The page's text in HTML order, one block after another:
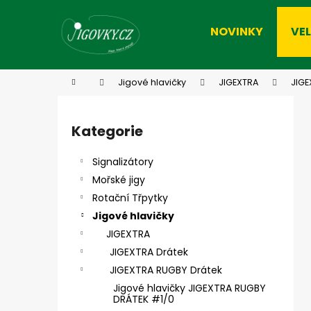
NOVINKY
Domů Jigové hlavičky JIGEXTRA
Přeskočit
kategorie
Kategorie
Signalizátory
Mořské jigy
Rotační Třpytky
Jigové hlavičky
JIGEXTRA
JIGEXTRA Drátek
JIGEXTRA RUGBY Drátek
Jigové hlavičky JIGEXTRA RUGBY
DRÁTEK #1/0
Zpět
Zpět